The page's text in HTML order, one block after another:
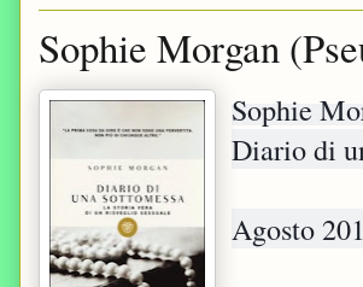
Sophie Morgan
Sophie
Diario di
Agosto